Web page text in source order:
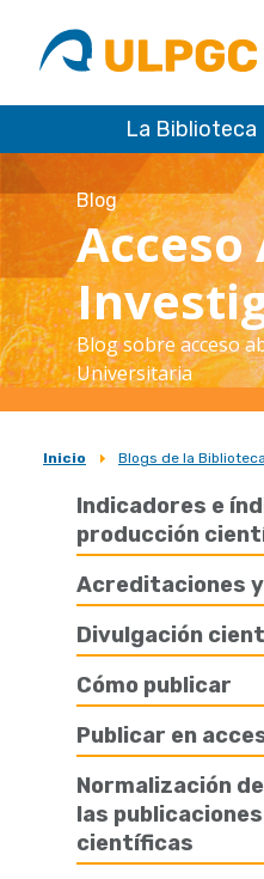
ULPGC
La Biblioteca
Blog
Blog sobre acceso
Universitaria
Sobrescribir
enlaces
de
ayuda
navegación
Inicio Blogs de la Biblioteca
Indicadores e
producción
Acreditaciones
Divulgación
Cómo publicar
Publicar en
Normalización
las publicaciones
científicas